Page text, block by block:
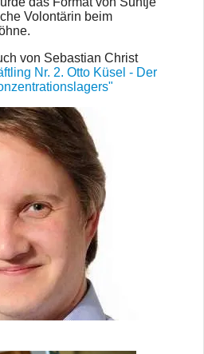
Volontärin beim
von Sebastian Christ
Nr. 2. Otto Küsel - Der